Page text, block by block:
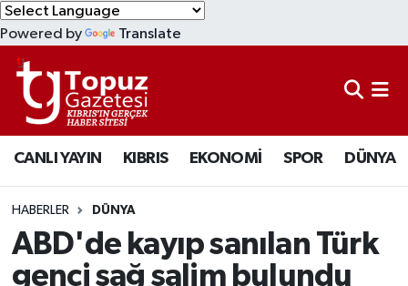
Powered by Translate
CANLI YAYIN KIBRIS EKONOMİ SPOR DÜNYA
HABERLER DÜNYA
ABD'de kayıp sanılan Türk
genci sağ salim bulundu
KIBRIS
DÜNYA
EKONOMİ
MAGAZİN
SAĞLIK
Lefkoşa Nöbetçi Eczaneler
Lefkoşa Hava Durumu
Lefkoşa Trafik Yoğunluk Haritası
Süper Lig Puan Durumu ve Fikstür
Tüm Manşetler